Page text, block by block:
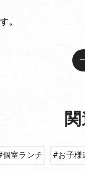
。
個室ランチ #お子様